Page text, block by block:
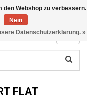
FLAT
den Webshop zu verbessern.
Nein
Datenschutzerklärung. »